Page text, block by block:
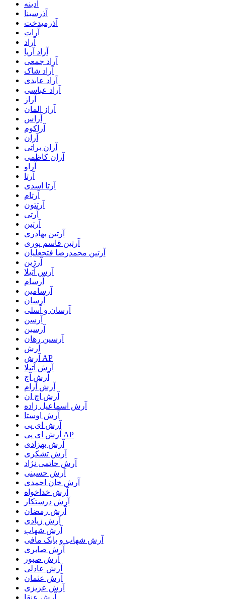
آدینه
آذرسینا
آذرمیدخت
آرات
آراد
آراد آریا
آراد جمعی
آراد شاک
آراد عابدی
آراد عباسی
آراز
آراز المان
آراس
آراکوم
آران
آران براتی
آران کاظمی
آراو
آرتا
آرتا اسدی
آرتام
آرتتون
آرتی
آرتین
آرتین بهادری
آرتین قاسم پوری
آرتین محمدرضا فتحعلیان
آرژین
آرس آتیلا
آرسام
آرسامین
آرسان
آرسان و آسلی
آرسن
آرسین
آرسین رهان
آرش
آرش AP
آرش آتیلا
آرش آج
آرش آرام
آرش اچ ان
آرش اسماعیل زاده
آرش اوستا
آرش ای پی
آرش ای پی AP
آرش بهزادی
آرش تشکری
آرش حاتمی نژاد
آرش حسینی
آرش خان احمدی
آرش خداخواه
آرش درستکار
آرش رمضان
آرش زیادی
آرش شهاب
آرش شهاب و بابک مافی
آرش صابری
آرش صبور
آرش عادلی
آرش عثمان
آرش عزیزی